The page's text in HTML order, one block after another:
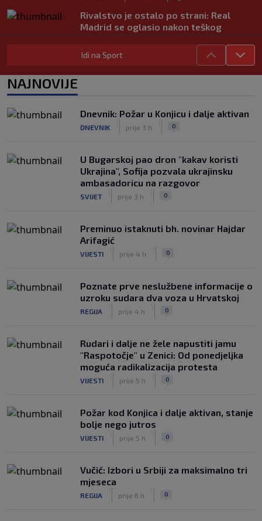
Rivalstvo je ostalo po strani: Real
Madrid se oglasio nakon teškog
gubitka Lionela Messija
NOGOMET
prije 5 h
Infantino nekada poručivao: "Novac
NOGOMET
|
prije 6 h
|
Idi na Sport
NAJNOVIJE
Dnevnik: Požar u Konjicu i dalje aktivan
DNEVNIK prije 3 h 0
U Bugarskoj pao dron "kakav koristi
Ukrajina", Sofija pozvala ukrajinsku
ambasadoricu na razgovor
SVIJET prije 3 h 0
Preminuo istaknuti bh. novinar Hajdar
Arifagić
VIJESTI prije 4 h 0
Poznate prve neslužbene informacije o
uzroku sudara dva voza u Hrvatskoj
REGIJA prije 4 h 0
Rudari i dalje ne žele napustiti jamu
"Raspotočje" u Zenici: Od ponedjeljka
moguća radikalizacija protesta
VIJESTI prije 5 h 0
Požar kod Konjica i dalje aktivan, stanje
bolje nego jutros
VIJESTI prije 5 h 0
Vučić: Izbori u Srbiji za maksimalno tri
mjeseca
REGIJA prije 6 h 0